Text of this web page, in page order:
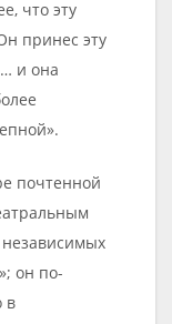
что эту
принес эту
и она
почтенной
независимых
он по-
в